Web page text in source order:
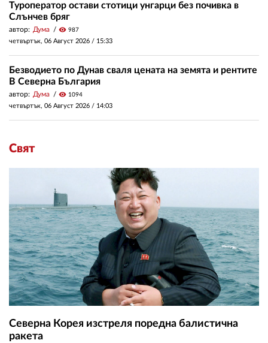
Туроператор остави стотици унгарци без почивка в
Слънчев бряг
автор: Дума visibility 987
четвъртък, 06 Август 2026 / 15:33
Безводието по Дунав сваля цената на земята и рентите
В Северна България
автор: Дума visibility 1094
четвъртък, 06 Август 2026 / 14:03
Свят
Северна Корея изстреля поредна балистична
ракета